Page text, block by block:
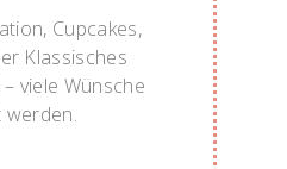
Cupcakes,
Klassisches
viele Wünsche
werden.